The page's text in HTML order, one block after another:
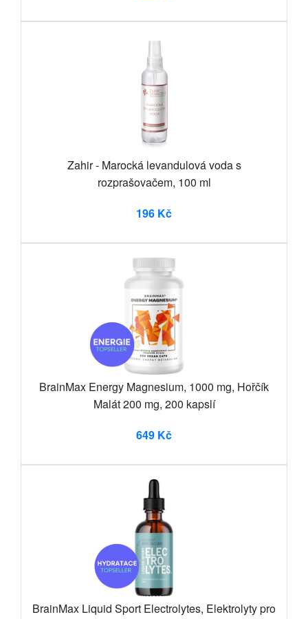
Zahir - Marocká levandulová voda s
rozprašovačem, 100 ml
196 Kč
BrainMax Energy Magnesium, 1000 mg, Hořčík
Malát 200 mg, 200 kapslí
649 Kč
BrainMax Liquid Sport Electrolytes, Elektrolyty pro